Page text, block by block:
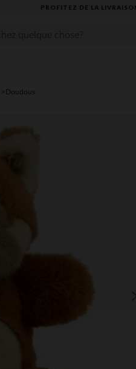
PROFITEZ DE LA LIVRAISON & DU
Doudous